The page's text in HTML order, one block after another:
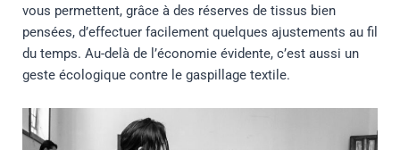
vous permettent, grâce à des réserves de tissus bien
pensées, d’effectuer facilement quelques ajustements au fil
du temps. Au-delà de l’économie évidente, c’est aussi un
geste écologique contre le gaspillage textile.